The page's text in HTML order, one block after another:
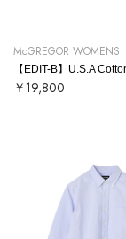
McGREGOR WOMENS
￥19,800